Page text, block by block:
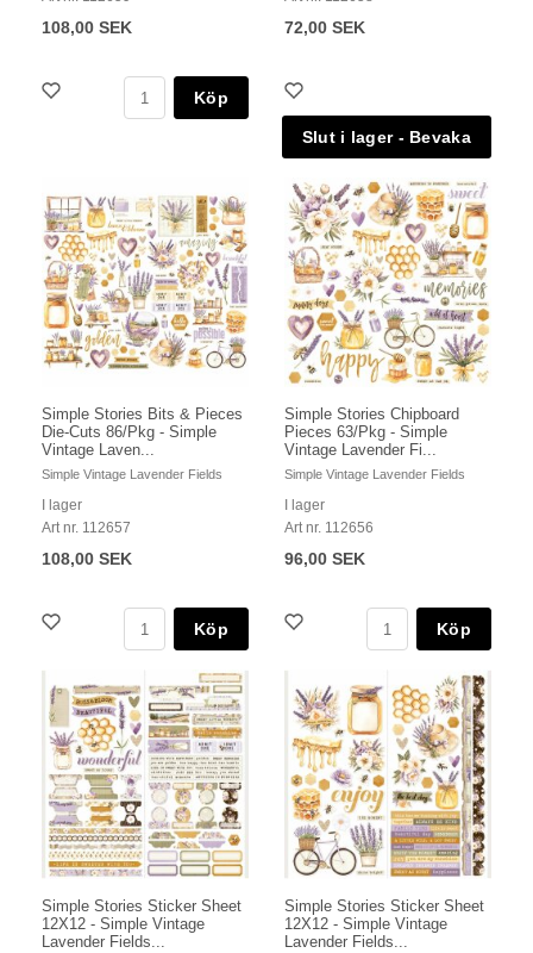
108,00 SEK
Köp
72,00 SEK
Simple Stories Bits & Pieces
Die-Cuts 86/Pkg - Simple
Vintage Laven...
Simple Vintage Lavender Fields
I lager
Art nr. 112657
108,00 SEK
Köp
Simple Stories Chipboard
Pieces 63/Pkg - Simple
Vintage Lavender Fi...
Simple Vintage Lavender Fields
I lager
Art nr. 112656
96,00 SEK
Köp
Simple Stories Sticker Sheet
12X12 - Simple Vintage
Lavender Fields...
Simple Stories Sticker Sheet
12X12 - Simple Vintage
Lavender Fields...